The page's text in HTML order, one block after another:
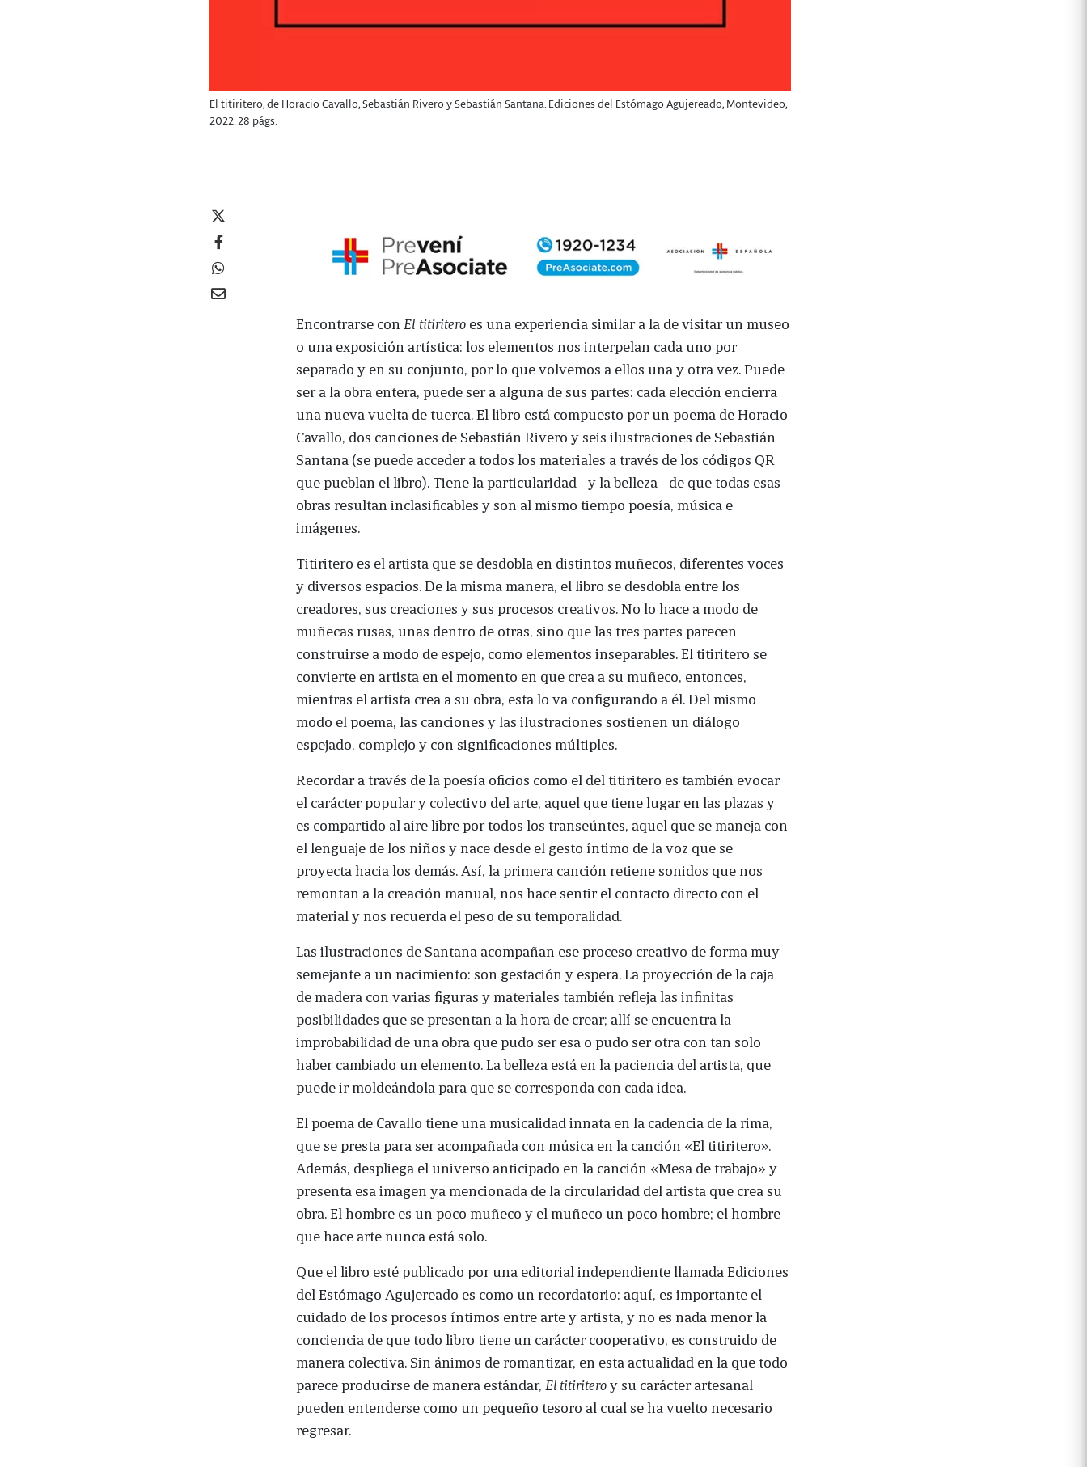
El titiritero, de Horacio Cavallo, Sebastián Rivero y Sebastián Santana. Ediciones del Estómago Agujereado, Montevideo,
2022. 28 págs.
Encontrarse con El titiritero es una experiencia similar a la de visitar un museo
o una exposición artística: los elementos nos interpelan cada uno por
separado y en su conjunto, por lo que volvemos a ellos una y otra vez. Puede
ser a la obra entera, puede ser a alguna de sus partes: cada elección encierra
una nueva vuelta de tuerca. El libro está compuesto por un poema de Horacio
Cavallo, dos canciones de Sebastián Rivero y seis ilustraciones de Sebastián
Santana (se puede acceder a todos los materiales a través de los códigos QR
que pueblan el libro). Tiene la particularidad –y la belleza– de que todas esas
obras resultan inclasificables y son al mismo tiempo poesía, música e
imágenes.
Titiritero es el artista que se desdobla en distintos muñecos, diferentes voces
y diversos espacios. De la misma manera, el libro se desdobla entre los
creadores, sus creaciones y sus procesos creativos. No lo hace a modo de
muñecas rusas, unas dentro de otras, sino que las tres partes parecen
construirse a modo de espejo, como elementos inseparables. El titiritero se
convierte en artista en el momento en que crea a su muñeco, entonces,
mientras el artista crea a su obra, esta lo va configurando a él. Del mismo
modo el poema, las canciones y las ilustraciones sostienen un diálogo
espejado, complejo y con significaciones múltiples.
Recordar a través de la poesía oficios como el del titiritero es también evocar
el carácter popular y colectivo del arte, aquel que tiene lugar en las plazas y
es compartido al aire libre por todos los transeúntes, aquel que se maneja con
el lenguaje de los niños y nace desde el gesto íntimo de la voz que se
proyecta hacia los demás. Así, la primera canción retiene sonidos que nos
remontan a la creación manual, nos hace sentir el contacto directo con el
material y nos recuerda el peso de su temporalidad.
Las ilustraciones de Santana acompañan ese proceso creativo de forma muy
semejante a un nacimiento: son gestación y espera. La proyección de la caja
de madera con varias figuras y materiales también refleja las infinitas
posibilidades que se presentan a la hora de crear; allí se encuentra la
improbabilidad de una obra que pudo ser esa o pudo ser otra con tan solo
haber cambiado un elemento. La belleza está en la paciencia del artista, que
puede ir moldeándola para que se corresponda con cada idea.
El poema de Cavallo tiene una musicalidad innata en la cadencia de la rima,
que se presta para ser acompañada con música en la canción «El titiritero».
Además, despliega el universo anticipado en la canción «Mesa de trabajo» y
presenta esa imagen ya mencionada de la circularidad del artista que crea su
obra. El hombre es un poco muñeco y el muñeco un poco hombre; el hombre
que hace arte nunca está solo.
Que el libro esté publicado por una editorial independiente llamada Ediciones
del Estómago Agujereado es como un recordatorio: aquí, es importante el
cuidado de los procesos íntimos entre arte y artista, y no es nada menor la
conciencia de que todo libro tiene un carácter cooperativo, es construido de
manera colectiva. Sin ánimos de romantizar, en esta actualidad en la que todo
parece producirse de manera estándar, El titiriteroy su carácter artesanal
pueden entenderse como un pequeño tesoro al cual se ha vuelto necesario
regresar.